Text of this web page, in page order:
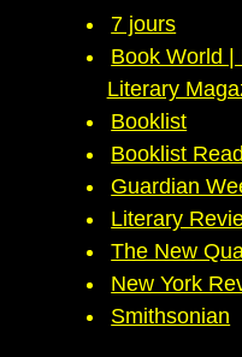
7 jours
Book World |
Literary
Booklist
Booklist
Guardian
Literary
The New
New York
Smithsonian